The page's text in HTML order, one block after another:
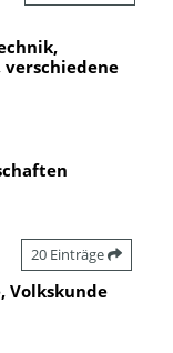
20 Einträge
Volkskunde